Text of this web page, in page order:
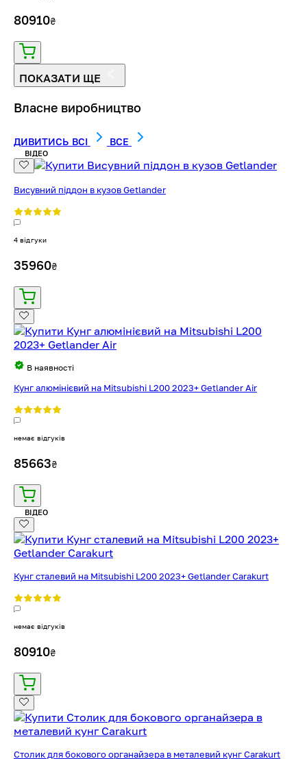
80910₴
ПОКАЗАТИ ЩЕ
Власне виробництво
ДИВИТИСЬ ВСІ ВСE
ВІДЕО
Висувний піддон в кузов Getlander
4 відгуки
35960₴
В наявності
Кунг алюмінієвий на Mitsubishi L200 2023+ Getlander Air
немає відгуків
85663₴
ВІДЕО
Кунг сталевий на Mitsubishi L200 2023+ Getlander Carakurt
немає відгуків
80910₴
Столик для бокового органайзера в металевий кунг Carakurt